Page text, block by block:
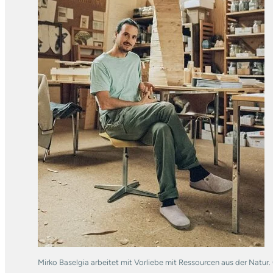
Mirko Baselgia arbeitet mit Vorliebe mit Ressourcen aus der